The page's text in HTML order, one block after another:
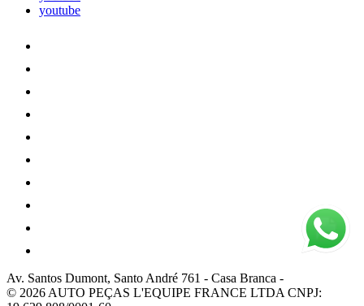
youtube
Av. Santos Dumont, Santo André 761 - Casa Branca -
© 2026 AUTO PEÇAS L'EQUIPE FRANCE LTDA CNPJ: